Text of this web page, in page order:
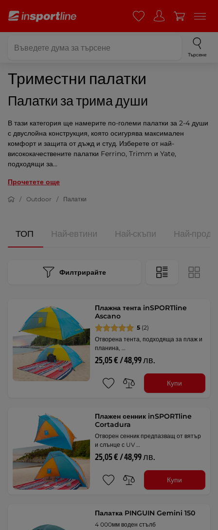
Търсене
Триместни палатки
Палатки за трима души
В тази категория ще намерите по-големи палатки за 2-4 души
с двуслойна конструкция, която осигурява максимален
комфорт и защита от дъжд и студ. Изберете от най-
висококачествените палатки Ferrino, Trimm и Yate,
подходящи за...
Прочетете още
Outdoor Палатки
ТОП Най-евтини Най-скъпи Най-
Филтрирайте
Плажна тента inSPORTline
Ascano
5 (2)
Отворена тента, подходяща за плаж и
планина, …
25,05 € / 48,99 лв.
Купи
Плажен сенник inSPORTline
Cortadura
Отворен сенник предпазващ от вятър
и слънце с UV …
25,05 € / 48,99 лв.
Купи
Палатка PINGUIN Gemini 150
4 000мм воден стълб